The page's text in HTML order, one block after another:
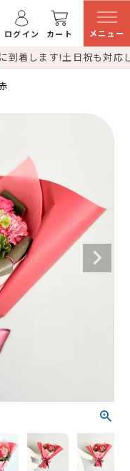
ログイン カート メニュー
に到着します!土日祝も対応